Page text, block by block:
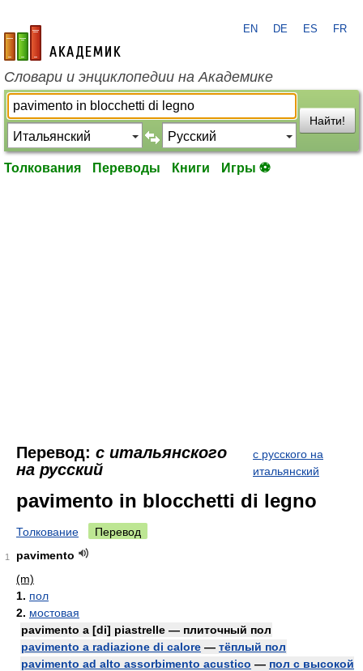
academic.ru
EN DE ES FR
Словари и энциклопедии на Академике
Найти!
Толкования Переводы Книги Игры ⚽
Перевод: с итальянского
на русский
с русского на
итальянский
pavimento in blocchetti di legno
Толкование Перевод
1
pavimento
(m)
1. пол
2. мостовая
pavimento a [di] piastrelle — плиточный пол
pavimento a radiazione di calore — тёплый пол
pavimento ad alto assorbimento acustico — пол с высокой